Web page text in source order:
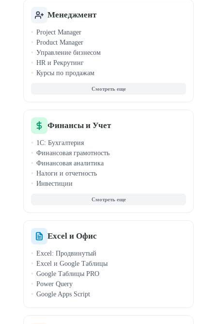
Менеджмент
Project Manager
Product Manager
Управление бизнесом
HR и Рекрутинг
Курсы по продажам
Event-менеджмент
Управление продажами
Финансы и Учет
1С: Бухгалтерия
Финансовая грамотность
Финансовая аналитика
Налоги и отчетность
Инвестиции
Финансы для руководителей
Excel и Офис
Excel: Продвинутый
Excel и Google Таблицы
Google Таблицы PRO
Power Query
Google Apps Script